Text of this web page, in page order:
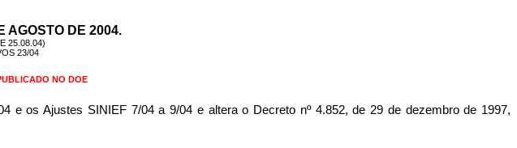
AGOSTO DE 2004.
25.08.04)
23/04
NO DOE
os Ajustes SINIEF 7/04 a 9/04 e altera o Decreto nº 4.852, de 29 de dezembro de 1997,